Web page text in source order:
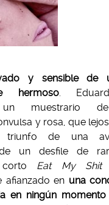
y sensible de
hermoso.
un muestrario de
y rosa, que
triunfo de una
de un desfile de
Eat My Shit
afianzado en una
en ningún momento